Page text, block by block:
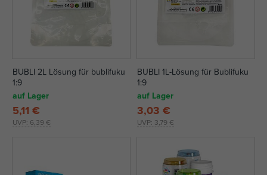
BUBLI 2L Lösung für bublifuku
1:9
auf Lager
UVP: 6,39 €
5,11 €
BUBLI 1L-Lösung für Bublifuku
1:9
auf Lager
UVP: 3,79 €
3,03 €